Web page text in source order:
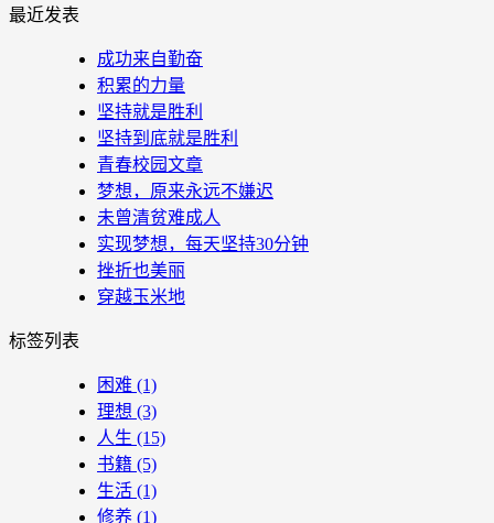
最近发表
成功来自勤奋
积累的力量
坚持就是胜利
坚持到底就是胜利
青春校园文章
梦想，原来永远不嫌迟
未曾清贫难成人
实现梦想，每天坚持30分钟
挫折也美丽
穿越玉米地
标签列表
困难 (1)
理想 (3)
人生 (15)
书籍 (5)
生活 (1)
修养 (1)